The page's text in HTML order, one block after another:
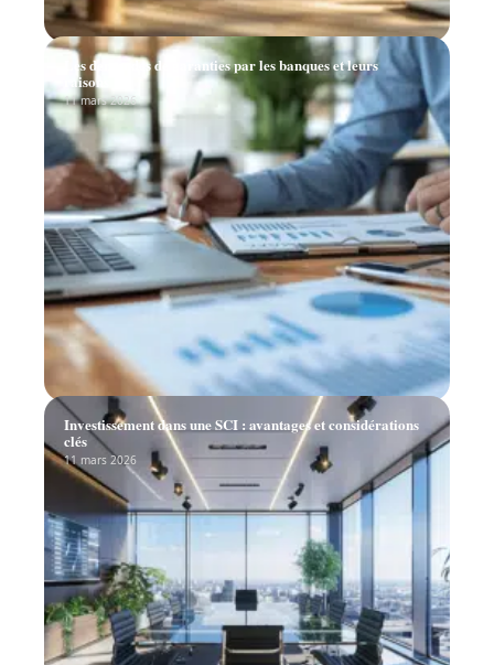
Les demandes de garanties par les banques et leurs
raisons
11 mars 2026
Investissement dans une SCI : avantages et considérations
clés
11 mars 2026